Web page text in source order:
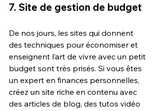
7. Site de gestion de budget
De nos jours, les sites qui donnent
des techniques pour économiser et
enseignent l’art de vivre avec un petit
budget sont très prisés. Si vous êtes
un expert en finances personnelles,
créez un site riche en contenu avec
des articles de blog, des tutos vidéo